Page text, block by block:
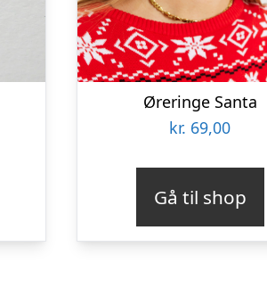
Øreringe Santa
kr. 69,00
Gå til shop